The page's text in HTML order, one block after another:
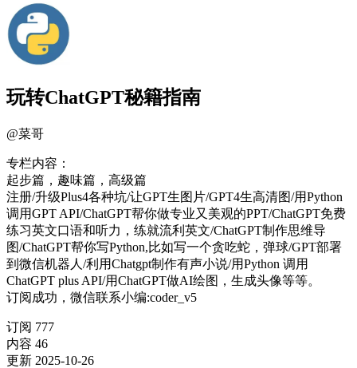
玩转ChatGPT秘籍指南
@菜哥
专栏内容：
起步篇，趣味篇，高级篇
注册/升级Plus4各种坑/让GPT生图片/GPT4生高清图/用Python
调用GPT API/ChatGPT帮你做专业又美观的PPT/ChatGPT免费
练习英文口语和听力，练就流利英文/ChatGPT制作思维导
图/ChatGPT帮你写Python,比如写一个贪吃蛇，弹球/GPT部署
到微信机器人/利用Chatgpt制作有声小说/用Python 调用
ChatGPT plus API/用ChatGPT做AI绘图，生成头像等等。
订阅成功，微信联系小编:coder_v5
订阅 777
内容 46
更新 2025-10-26